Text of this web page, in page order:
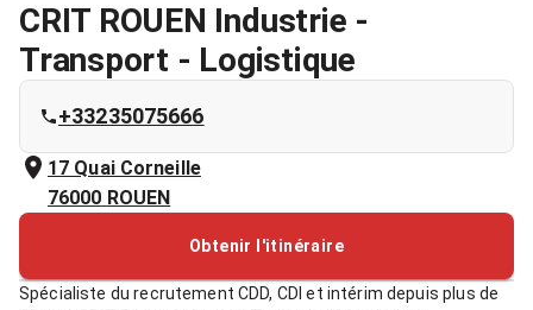
CRIT ROUEN Industrie -
Transport - Logistique
+33235075666
17 Quai Corneille
76000 ROUEN
Obtenir l'itinéraire
Spécialiste du recrutement CDD, CDI et intérim depuis plus de